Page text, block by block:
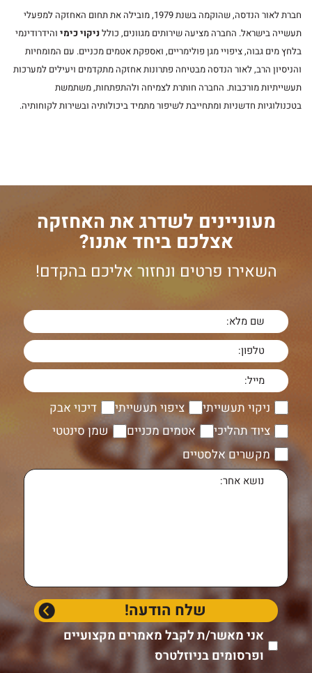
חברת לאור הנדסה, שהוקמה בשנת 1979, מובילה את תחום האחזקה למפעלי
תעשייה בישראל. החברה מציעה שירותים מגוונים, כוללניקוי כימי והידרודינמי
בלחץ מים גבוה, ציפויי מגן פולימריים, ואספקת אטמים מכניים. עם המומחיות
והניסיון הרב, לאור הנדסה מבטיחה פתרונות אחזקה מתקדמים ויעילים למערכות
תעשייתיות מורכבות. החברה חותרת לצמיחה ולהתפתחות, משתמשת
בטכנולוגיות חדשניות ומתחייבת לשיפור מתמיד ביכולותיה ובשירות לקוחותיה.
מעוניינים לשדרג את האחזקה
אצלכם ביחד אתנו?
השאירו פרטים ונחזור אליכם בהקדם!
ניקוי תעשייתי ציפוי תעשייתי
דיכוי אבק
ציוד תהליכי
אטמים מכניים
שמן סינטטי
מקשרים אלסטיים
אני מאשר/ת לקבל מאמרים מקצועיים
ופרסומים בניוזלטרס